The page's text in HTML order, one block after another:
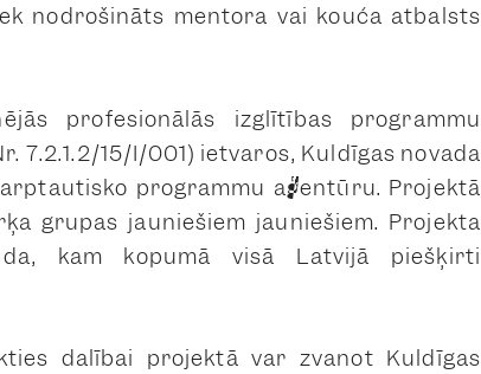
nodrošināts mentora vai kouča atbalsts
profesionālās izglītības programmu
7.2.1.2/15/I/001) ietvaros, Kuldīgas novada
programmu aģentūru. Projektā
grupas jauniešiem jauniešiem. Projekta
kam kopumā visā Latvijā piešķirti
dalībai projektā var zvanot Kuldīgas